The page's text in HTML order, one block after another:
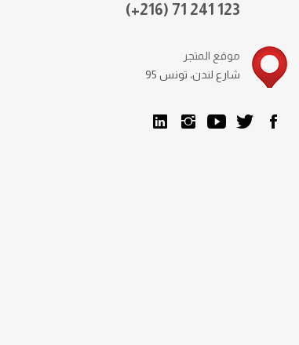
(+216) 71 241 123
موقع المتجر
95 شارع لندن، تونس